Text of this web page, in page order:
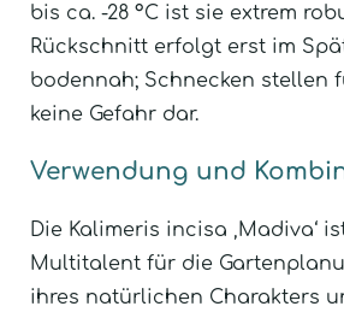
bis ca. -28 °C ist sie extrem
Rückschnitt erfolgt erst im
bodennah; Schnecken stellen
keine Gefahr dar.
Verwendung und
Die Kalimeris incisa ‚Madiva‘
Multitalent für die
ihres natürlichen Charakters